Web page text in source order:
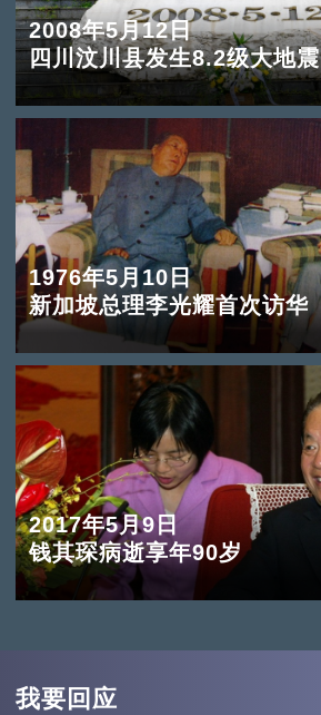
2008年5月12日
四川汶川县发生8.2级大地震
1976年5月10日
新加坡总理李光耀首次访华
2017年5月9日
钱其琛病逝享年90岁
我要回应